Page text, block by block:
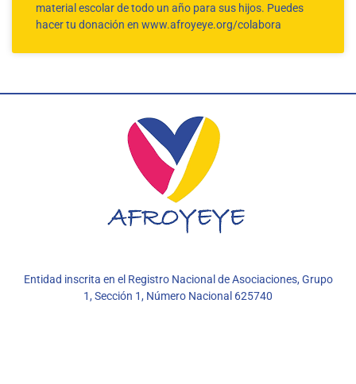
material escolar de todo un año para sus hijos. Puedes
hacer tu donación en www.afroyeye.org/colabora
Entidad inscrita en el Registro Nacional de Asociaciones, Grupo
1, Sección 1, Número Nacional 625740